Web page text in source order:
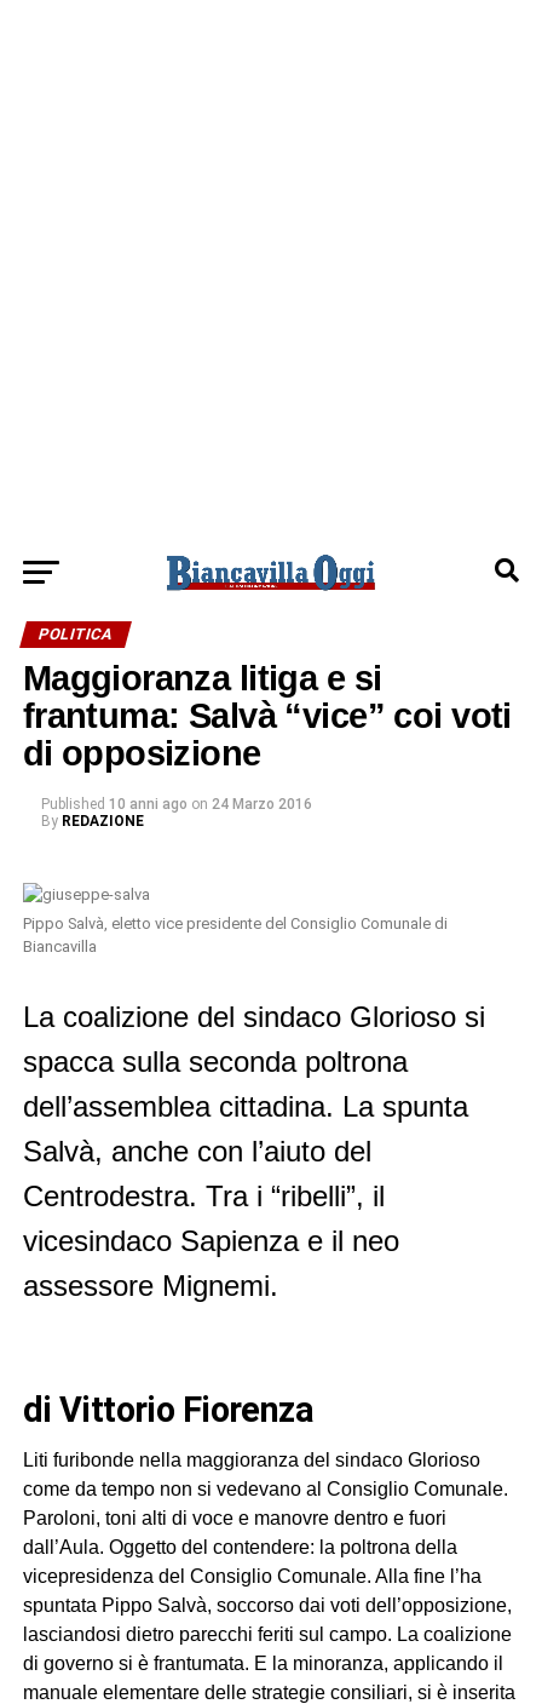
POLITICA
Maggioranza litiga e si
frantuma: Salvà “vice” coi voti
di opposizione
Published 10 anni ago on 24 Marzo 2016
By REDAZIONE
Pippo Salvà, eletto vice presidente del Consiglio Comunale di
Biancavilla
La coalizione del sindaco Glorioso si
spacca sulla seconda poltrona
dell’assemblea cittadina. La spunta
Salvà, anche con l’aiuto del
Centrodestra. Tra i “ribelli”, il
vicesindaco Sapienza e il neo
assessore Mignemi.
di Vittorio Fiorenza
Liti furibonde nella maggioranza del sindaco Glorioso
come da tempo non si vedevano al Consiglio Comunale.
Paroloni, toni alti di voce e manovre dentro e fuori
dall’Aula. Oggetto del contendere: la poltrona della
vicepresidenza del Consiglio Comunale. Alla fine l’ha
spuntata Pippo Salvà, soccorso dai voti dell’opposizione,
lasciandosi dietro parecchi feriti sul campo. La coalizione
di governo si è frantumata. E la minoranza, applicando il
manuale elementare delle strategie consiliari, si è inserita